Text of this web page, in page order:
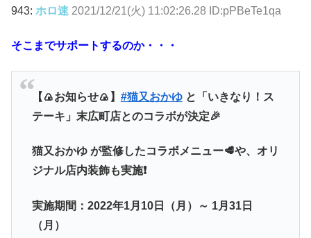
943: ホロ速 2021/12/21(火) 11:02:26.28 ID:pPBeTe1qa
そこまでサポートするのか・・・
【🍙お知らせ🍙】 #猫又おかゆと「いきなり！ス
テーキ」末広町店とのコラボが決定🎉
猫又おかゆ が監修したコラボメニュー🥩や、オリ
ジナル店内装飾も実施❗️
実施期間：2022年1月10日（月）～ 1月31日
（月）